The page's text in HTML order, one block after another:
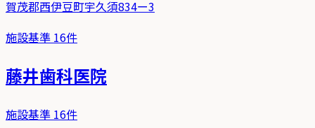
賀茂郡西伊豆町宇久須834ー3
施設基準 16件
藤井歯科医院
施設基準 16件